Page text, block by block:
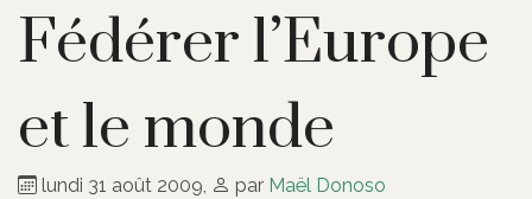
Fédérer l’Europe
et le monde
lundi 31 août 2009 par Maël Donoso